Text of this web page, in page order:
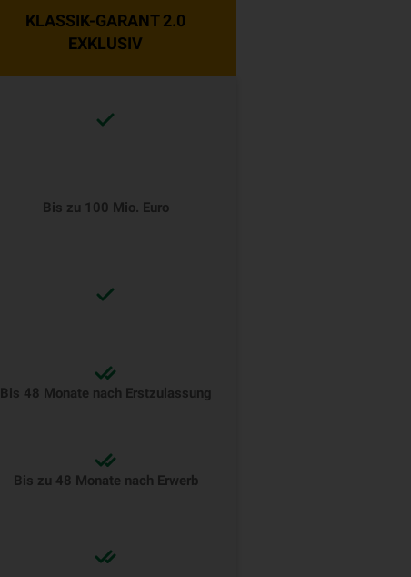
KLASSIK-GARANT 2.0
EXKLUSIV
Bis zu 100 Mio. Euro
Bis 48 Monate nach Erstzulassung
Bis zu 48 Monate nach Erwerb